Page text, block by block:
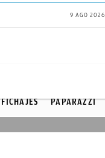
9 AGO 2026
FICHAJES PAPARAZZI